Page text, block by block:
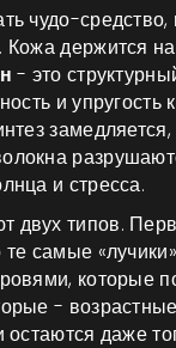
чудо-средство,
держится на
- это
и упругость
замедляется,
и стресса.
двух типов.
самые
которые
-
остаются даже